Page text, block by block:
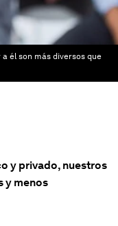
él son más diversos que
y privado, nuestros
y menos